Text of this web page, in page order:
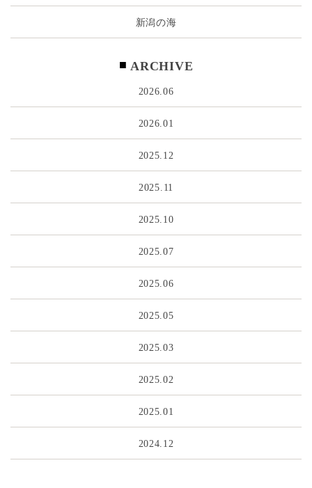
新潟の海
ARCHIVE
2026.06
2026.01
2025.12
2025.11
2025.10
2025.07
2025.06
2025.05
2025.03
2025.02
2025.01
2024.12